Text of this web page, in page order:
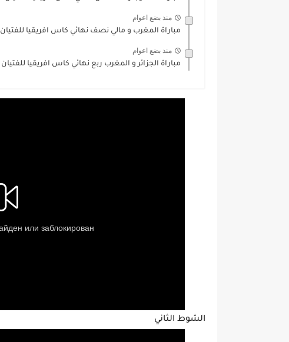
منذ بضع اعوام
مباراة المغرب و مالي نصف نهائي كاس افريقيا للفتيان 2023
منذ بضع اعوام
مباراة الجزائر و المغرب ربع نهائي كاس افريقيا للفتيان 2023
الشوط الثاني